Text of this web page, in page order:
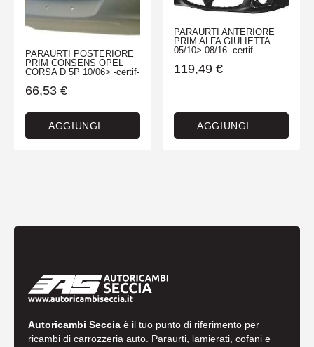
PARAURTI POSTERIORE
PRIM CONSENS OPEL
CORSA D 5P 10/06> -certif-
66,53 €
AGGIUNGI
PARAURTI ANTERIORE
PRIM ALFA GIULIETTA
05/10> 08/16 -certif-
119,49 €
AGGIUNGI
Autoricambi Seccia è il tuo punto di riferimento per
ricambi di carrozzeria auto. Paraurti, lamierati, cofani e